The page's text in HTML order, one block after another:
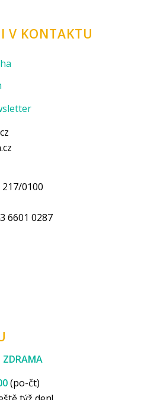
V KONTAKTU
0100
6601 0287
(po-čt)